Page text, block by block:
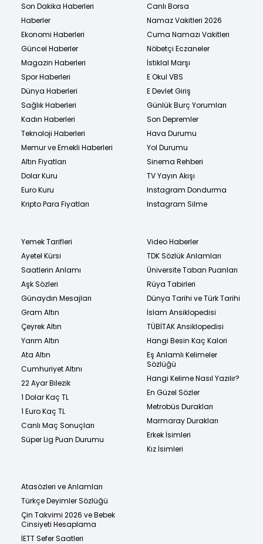
Son Dakika Haberleri
Haberler
Ekonomi Haberleri
Güncel Haberler
Magazin Haberleri
Spor Haberleri
Dünya Haberleri
Sağlık Haberleri
Kadın Haberleri
Teknoloji Haberleri
Memur ve Emekli Haberleri
Altın Fiyatları
Dolar Kuru
Euro Kuru
Kripto Para Fiyatları
Canlı Borsa
Namaz Vakitleri 2026
Cuma Namazı Vakitleri
Nöbetçi Eczaneler
İstiklal Marşı
E Okul VBS
E Devlet Giriş
Günlük Burç Yorumları
Son Depremler
Hava Durumu
Yol Durumu
Sinema Rehberi
TV Yayın Akışı
Instagram Dondurma
Instagram Silme
Yemek Tarifleri
Ayetel Kürsi
Saatlerin Anlamı
Aşk Sözleri
Günaydın Mesajları
Gram Altın
Çeyrek Altın
Yarım Altın
Ata Altın
Cumhuriyet Altını
22 Ayar Bilezik
1 Dolar Kaç TL
1 Euro Kaç TL
Canlı Maç Sonuçları
Süper Lig Puan Durumu
Video Haberler
TDK Sözlük Anlamları
Üniversite Taban Puanları
Rüya Tabirleri
Dünya Tarihi ve Türk Tarihi
İslam Ansiklopedisi
TÜBİTAK Ansiklopedisi
Hangi Besin Kaç Kalori
Eş Anlamlı Kelimeler
Sözlüğü
Hangi Kelime Nasıl Yazılır?
En Güzel Sözler
Metrobüs Durakları
Marmaray Durakları
Erkek İsimleri
Kız İsimleri
Atasözleri ve Anlamları
Türkçe Deyimler Sözlüğü
Çin Takvimi 2026 ve Bebek
Cinsiyeti Hesaplama
İETT Sefer Saatleri